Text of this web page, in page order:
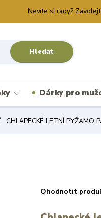
Hledat
Nevíte si rady?
Dárky pro
CHLAPECKÉ LETNÍ PYŽAMO
Ohodnotit